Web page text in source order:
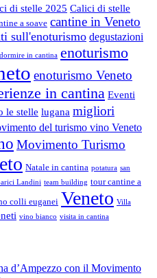
di stelle 2025 Calici di stelle
a soave cantine in Veneto
sull'enoturismo degustazioni
dormire in cantina enoturismo
enoturismo Veneto
in cantina Eventi
le stelle lugana migliori
del turismo vino Veneto
Movimento Turismo
Natale in cantina potatura san
Landini team building tour cantine a
colli euganei Veneto Villa
vino bianco visita in cantina
d’Ampezzo con il Movimento